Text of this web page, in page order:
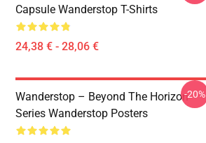
Capsule Wanderstop T-Shirts
24,38 € - 28,06 €
Wanderstop – Beyond The Horizon
Series Wanderstop Posters
-20%